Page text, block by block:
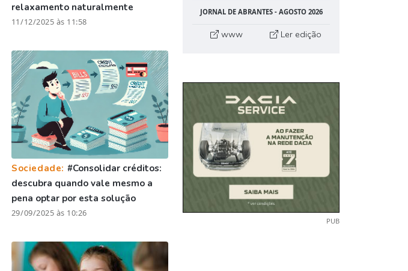
relaxamento naturalmente
11/12/2025 às 11:58
Sociedade: #Consolidar créditos:
descubra quando vale mesmo a
pena optar por esta solução
29/09/2025 às 10:26
JORNAL DE ABRANTES - AGOSTO 2026
www Ler edição
PUB